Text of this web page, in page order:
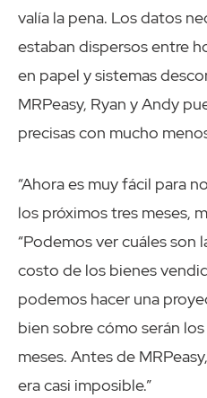
valía la pena. Los datos
estaban dispersos entre
en papel y sistemas
MRPeasy, Ryan y Andy
precisas con mucho
“Ahora es muy fácil para
los próximos tres meses,
“Podemos ver cuáles son
costo de los bienes
podemos hacer una
bien sobre cómo serán
meses. Antes de
era casi imposible.”